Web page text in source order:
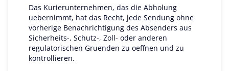
Das Kurierunternehmen, das die Abholung
uebernimmt, hat das Recht, jede Sendung ohne
vorherige Benachrichtigung des Absenders aus
Sicherheits-, Schutz-, Zoll- oder anderen
regulatorischen Gruenden zu oeffnen und zu
kontrollieren.